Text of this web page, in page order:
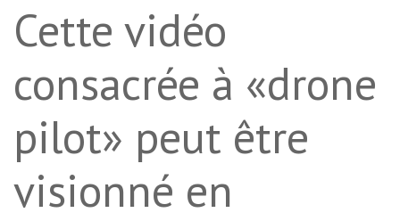
Cette vidéo
consacrée à «drone
pilot» peut être
visionné en